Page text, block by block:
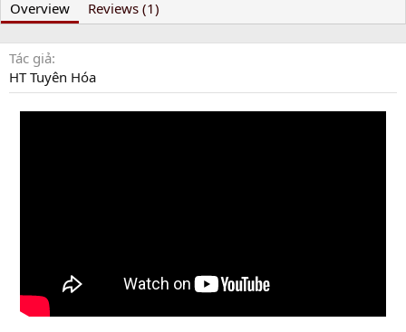
ư
ờ
g
i
e
a
n
g
s
Overview Reviews (1)
Tác giả
HT Tuyên Hóa